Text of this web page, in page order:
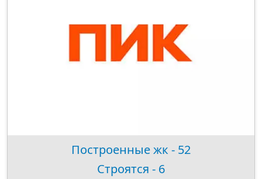
Построенные жк - 52
Строятся - 6